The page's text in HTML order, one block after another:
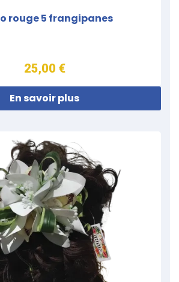
rouge 5 frangipanes
25,00 €
En savoir plus